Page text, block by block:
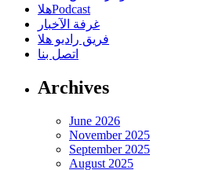
هلاPodcast
غرفة الآخبار
فريق راديو هلا
اتصل بنا
Archives
June 2026
November 2025
September 2025
August 2025